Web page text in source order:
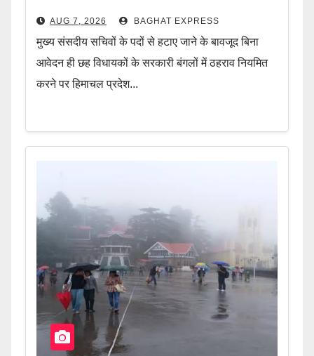
AUG 7, 2026 BAGHAT EXPRESS
मुख्य संसदीय सचिवों के पदों से हटाए जाने के बावजूद बिना
आवेदन ही छह विधायकों के सरकारी बंगलों में ठहराव नियमित
करने पर हिमाचल प्रदेश...